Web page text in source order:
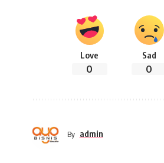
Love
0
Sad
0
By admin